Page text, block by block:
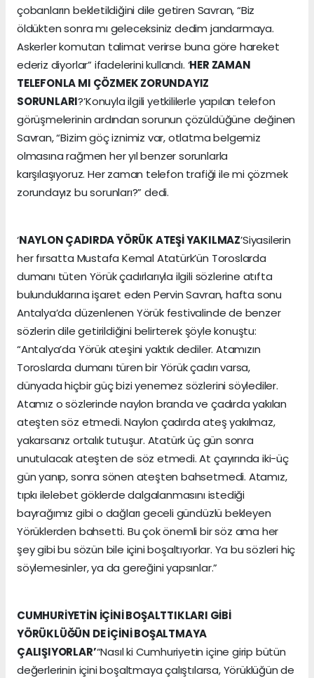
çobanların bekletildiğini dile getiren Savran, “Biz
öldükten sonra mı geleceksiniz dedim jandarmaya.
Askerler komutan talimat verirse buna göre hareket
ederiz diyorlar” ifadelerini kullandı. ‘HER ZAMAN
TELEFONLA MI ÇÖZMEK ZORUNDAYIZ
SORUNLARI?’Konuyla ilgili yetkililerle yapılan telefon
görüşmelerinin ardından sorunun çözüldüğüne değinen
Savran, “Bizim göç iznimiz var, otlatma belgemiz
olmasına rağmen her yıl benzer sorunlarla
karşılaşıyoruz. Her zaman telefon trafiği ile mi çözmek
zorundayız bu sorunları?” dedi.
‘NAYLON ÇADIRDA YÖRÜK ATEŞİ YAKILMAZ’Siyasilerin
her fırsatta Mustafa Kemal Atatürk’ün Toroslarda
dumanı tüten Yörük çadırlarıyla ilgili sözlerine atıfta
bulunduklarına işaret eden Pervin Savran, hafta sonu
Antalya’da düzenlenen Yörük festivalinde de benzer
sözlerin dile getirildiğini belirterek şöyle konuştu:
“Antalya’da Yörük ateşini yaktık dediler. Atamızın
Toroslarda dumanı türen bir Yörük çadırı varsa,
dünyada hiçbir güç bizi yenemez sözlerini söylediler.
Atamız o sözlerinde naylon branda ve çadırda yakılan
ateşten söz etmedi. Naylon çadırda ateş yakılmaz,
yakarsanız ortalık tutuşur. Atatürk üç gün sonra
unutulacak ateşten de söz etmedi. At çayırında iki-üç
gün yanıp, sonra sönen ateşten bahsetmedi. Atamız,
tıpkı ilelebet göklerde dalgalanmasını istediği
bayrağımız gibi o dağları geceli gündüzlü bekleyen
Yörüklerden bahsetti. Bu çok önemli bir söz ama her
şey gibi bu sözün bile içini boşaltıyorlar. Ya bu sözleri hiç
söylemesinler, ya da gereğini yapsınlar.”
CUMHURİYETİN İÇİNİ BOŞALTTIKLARI GİBİ
YÖRÜKLÜĞÜN DE İÇİNİ BOŞALTMAYA
ÇALIŞIYORLAR’“Nasıl ki Cumhuriyetin içine girip bütün
değerlerinin içini boşaltmaya çalıştılarsa, Yörüklüğün de